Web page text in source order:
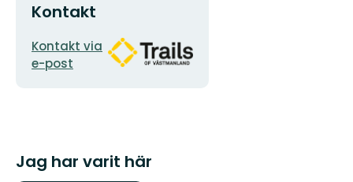
Kontakt
E-
postadress
Kontakt via
e-post
Organisationens
logotyp
Jag har varit här